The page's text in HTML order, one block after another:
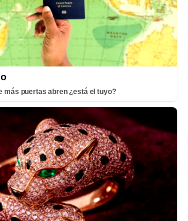
más puertas abren ¿está el tuyo?